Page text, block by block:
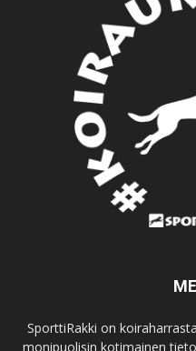
SporttiRakki on
monipuolisin kotimainen